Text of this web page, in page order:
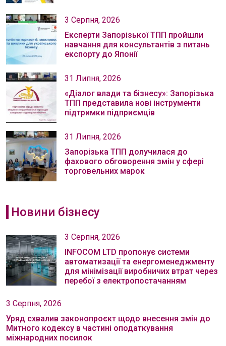
3 Серпня, 2026
Експерти Запорізької ТПП пройшли
навчання для консультантів з питань
експорту до Японії
31 Липня, 2026
«Діалог влади та бізнесу»: Запорізька
ТПП представила нові інструменти
підтримки підприємців
31 Липня, 2026
Запорізька ТПП долучилася до
фахового обговорення змін у сфері
торговельних марок
Новини бізнесу
3 Серпня, 2026
INFOCOM LTD пропонує системи
автоматизації та енергоменеджменту
для мінімізації виробничих втрат через
перебої з електропостачанням
3 Серпня, 2026
Уряд схвалив законопроєкт щодо внесення змін до
Митного кодексу в частині оподаткування
міжнародних посилок